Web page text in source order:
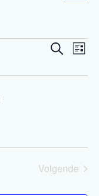
Evenementen
en
ZoekenLijst
Volgende